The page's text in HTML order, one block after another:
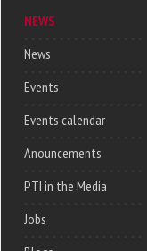
NEWS
News
Events
Events calendar
Anouncements
PTI in the Media
Jobs